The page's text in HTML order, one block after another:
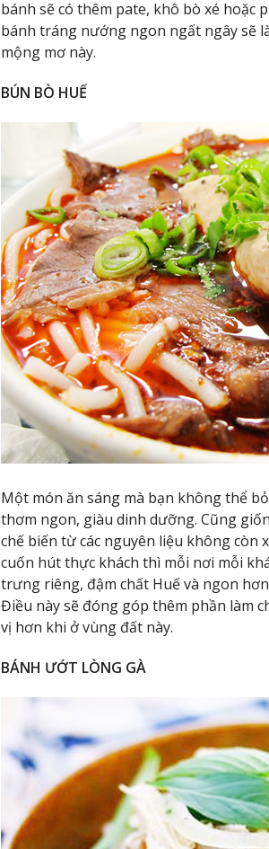
bánh sẽ có thêm pate, khô bò xé hoặc
bánh tráng nướng ngon ngất ngây sẽ
mộng mơ này.
BÚN BÒ HUẾ
Một món ăn sáng mà bạn không thể
thơm ngon, giàu dinh dưỡng. Cũng
chế biến từ các nguyên liệu không
cuốn hút thực khách thì mỗi nơi mỗi
trưng riêng, đậm chất Huế và ngon
Điều này sẽ đóng góp thêm phần làm
vị hơn khi ở vùng đất này.
BÁNH ƯỚT LÒNG GÀ